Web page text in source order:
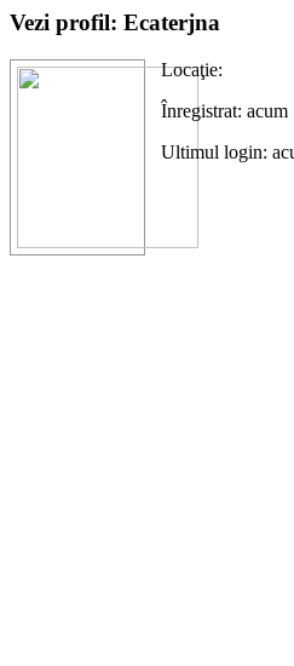
Vezi profil: Ecaterjna
Locaţie:
Înregistrat: acum
Ultimul login: